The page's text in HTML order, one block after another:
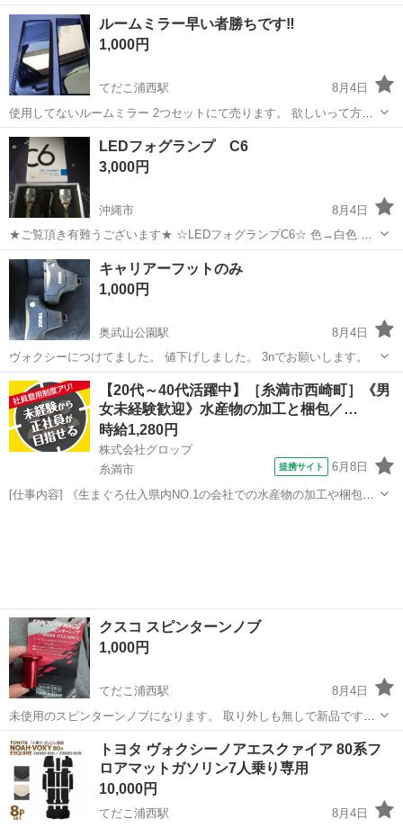
オ クールの**運転席以外（助手席・後席）**の出品です。 【状態】 ・
使用期間：約3カ月 ・全体的に目立つ傷や汚れはなく、比較的きれい
な...
沖縄 うるま市 内装、インテリア
ルームミラー早い者勝ちです‼️
1,000円
てだこ浦西駅
8月4日
使用してないルームミラー 2つセットにて売ります。 欲しいって方コ
メントよろしくお願いいたします。 購入後ノークレームノーリターン
でお願いいたします。 早い者勝ちとさせていただきますのでご了承く
ださいませ。
沖縄 うるま市 てだこ浦西駅
LEDフォグランプ C6
3,000円
沖縄市
8月4日
★ご覧頂き有難うございます★ ☆LEDフォグランプC6☆ 色→白色 の
み 黄色完売 【商品内容】LEDバルブ×2 【商品仕様】 光色 ホワイト
沖縄 沖縄市 内装、インテリア
キャリアーフットのみ
1,000円
奥武山公園駅
8月4日
ヴォクシーにつけてました。 値下げしました。 3nでお願いします。
沖縄 那覇市 奥武山公園駅 内装、インテリア
【20代～40代活躍中】［糸満市西崎町］《男
女未経験歓迎》水産物の加工と梱包／…
時給1,280円
株式会社グロップ
糸満市
提携サイト 6月8日
[仕事内容] 《生まぐろ仕入県内NO.1の会社での水産物の加工や梱包》
クスコ スピンターンノブ
1,000円
てだこ浦西駅
8月4日
未使用のスピンターンノブになります。 取り外しも無しで新品です。
一応NISSAN用になりますが、加工しればある程度どの車種にも付け
れると思います。
沖縄 国頭郡 てだこ浦西駅 内装、インテリア
トヨタ ヴォクシーノアエスクァイア 80系フ
ロアマットガソリン7人乗り専用
10,000円
てだこ浦西駅 8月4日